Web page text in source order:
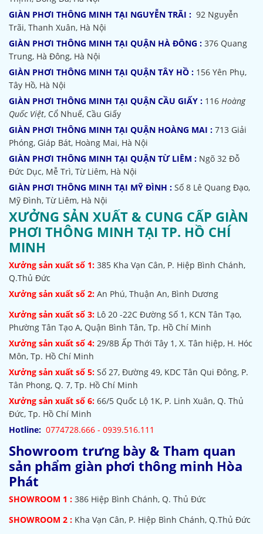
GIÀN PHƠI THÔNG MINH TẠI NGUYỄN TRÃI : 92 Nguyễn
Trãi, Thanh Xuân, Hà Nội
GIÀN PHƠI THÔNG MINH TẠI QUẬN HÀ ĐÔNG : 376 Quang
Trung, Hà Đông, Hà Nội
GIÀN PHƠI THÔNG MINH TẠI QUẬN TÂY HỒ : 156 Yên Phụ,
Tây Hồ, Hà Nội
GIÀN PHƠI THÔNG MINH TẠI QUẬN CẦU GIẤY : 116 Hoàng
Quốc Việt, Cổ Nhuế, Cầu Giấy
GIÀN PHƠI THÔNG MINH TẠI QUẬN HOÀNG MAI : 713 Giải
Phóng, Giáp Bát, Hoàng Mai, Hà Nội
GIÀN PHƠI THÔNG MINH TẠI QUẬN TỪ LIÊM : Ngõ 32 Đỗ
Đức Dục, Mễ Trì, Từ Liêm, Hà Nội
GIÀN PHƠI THÔNG MINH TẠI MỸ ĐÌNH : Số 8 Lê Quang Đạo,
Mỹ Đình, Từ Liêm, Hà Nội
XƯỞNG SẢN XUẤT & CUNG CẤP GIÀN
PHƠI THÔNG MINH TẠI TP. HỒ CHÍ
MINH
Xưởng sản xuất số 1: 385 Kha Vạn Cân, P. Hiệp Bình Chánh,
Q.Thủ Đức
Xưởng sản xuất số 2: An Phú, Thuận An, Bình Dương
Xưởng sản xuất số 3: Lô 20 -22C Đường Số 1, KCN Tân Tạo,
Phường Tân Tạo A, Quận Bình Tân, Tp. Hồ Chí Minh
Xưởng sản xuất số 4: 29/8B Ấp Thới Tây 1, X. Tân hiệp, H. Hóc
Môn, Tp. Hồ Chí Minh
Xưởng sản xuất số 5: Số 27, Đường 49, KDC Tân Qui Đông, P.
Tân Phong, Q. 7, Tp. Hồ Chí Minh
Xưởng sản xuất số 6: 66/5 Quốc Lộ 1K, P. Linh Xuân, Q. Thủ
Đức, Tp. Hồ Chí Minh
Hotline: 0774728.666 - 0939.516.111
Showroom trưng bày & Tham quan
sản phẩm giàn phơi thông minh Hòa
Phát
SHOWROOM 1 : 386 Hiệp Bình Chánh, Q. Thủ Đức
SHOWROOM 2 : Kha Vạn Cân, P. Hiệp Bình Chánh, Q.Thủ Đức